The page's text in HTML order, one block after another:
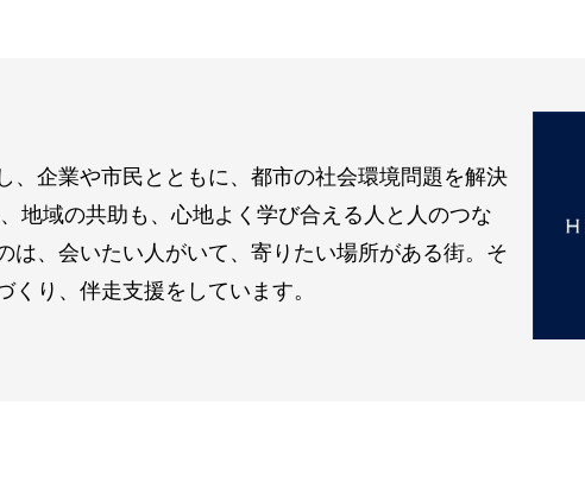
、企業や市民とともに、都市の社会環境問題を解決
地域の共助も、心地よく学び合える人と人のつな
は、会いたい人がいて、寄りたい場所がある街。そ
くり、伴走支援をしています。